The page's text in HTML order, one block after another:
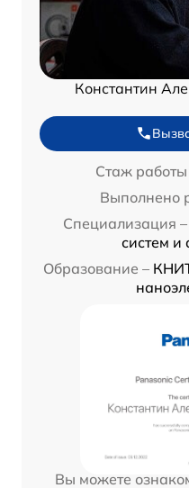
Константин
Стаж
Выполнено
Специализация –
систем и
Образование –
Вы можете